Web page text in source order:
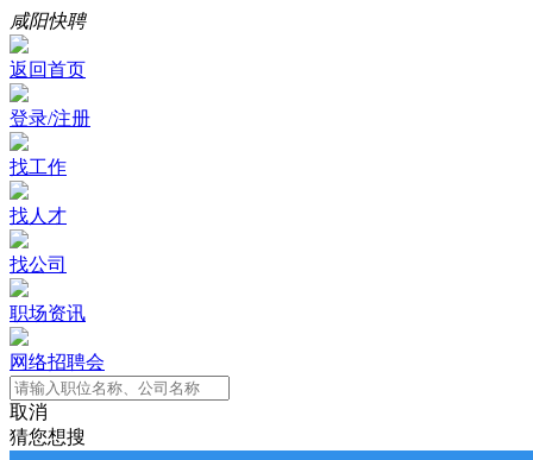
咸阳快聘
返回首页
登录/注册
找工作
找人才
找公司
职场资讯
网络招聘会
取消
猜您想搜